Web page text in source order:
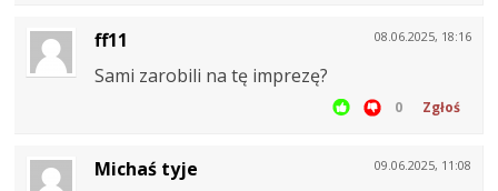
08.06.2025, 18:16
ff11
Sami zarobili na tę imprezę?
0 Zgłoś
09.06.2025, 11:08
Michaś tyje